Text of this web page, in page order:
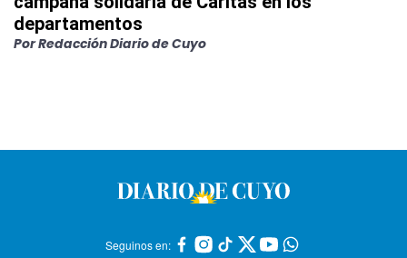
departamentos
PorRedacción Diario de Cuyo
Seguinos en: